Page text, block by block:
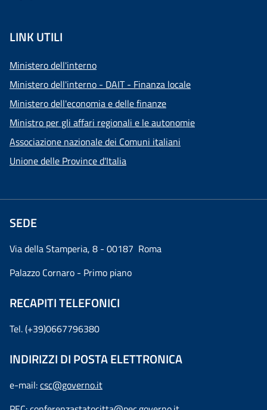
LINK UTILI
Ministero dell'interno
Ministero dell'interno - DAIT - Finanza locale
Ministero dell'economia e delle finanze
Ministro per gli affari regionali e le autonomie
Associazione nazionale dei Comuni italiani
Unione delle Province d'Italia
SEDE
Via della Stamperia, 8 - 00187 Roma
Palazzo Cornaro - Primo piano
RECAPITI TELEFONICI
Tel. (+39)0667796380
INDIRIZZI DI POSTA ELETTRONICA
e-mail:csc@governo.it